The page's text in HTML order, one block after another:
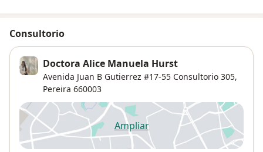
Consultorio
Doctora Alice Manuela Hurst
Avenida Juan B Gutierrez #17-55 Consultorio 305,
Pereira 660003
Ampliarse abre en una nueva